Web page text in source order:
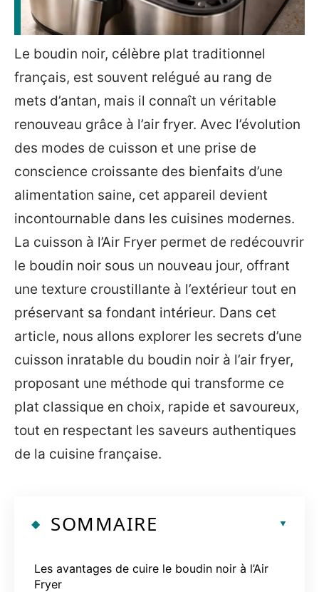
Le boudin noir, célèbre plat traditionnel
français, est souvent relégué au rang de
mets d’antan, mais il connaît un véritable
renouveau grâce à l’air fryer. Avec l’évolution
des modes de cuisson et une prise de
conscience croissante des bienfaits d’une
alimentation saine, cet appareil devient
incontournable dans les cuisines modernes.
La cuisson à l’Air Fryer permet de redécouvrir
le boudin noir sous un nouveau jour, offrant
une texture croustillante à l’extérieur tout en
préservant sa fondant intérieur. Dans cet
article, nous allons explorer les secrets d’une
cuisson inratable du boudin noir à l’air fryer,
proposant une méthode qui transforme ce
plat classique en choix, rapide et savoureux,
tout en respectant les saveurs authentiques
de la cuisine française.
SOMMAIRE
Les avantages de cuire le boudin noir à l’Air
Fryer